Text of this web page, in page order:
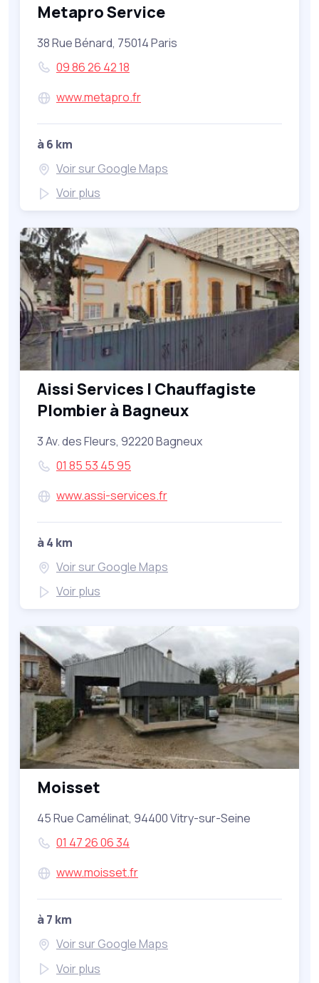
Metapro Service
38 Rue Bénard, 75014 Paris
09 86 26 42 18
www.metapro.fr
à 6 km
Voir sur Google Maps
Voir plus
Aissi Services | Chauffagiste
Plombier à Bagneux
3 Av. des Fleurs, 92220 Bagneux
01 85 53 45 95
www.assi-services.fr
à 4 km
Voir sur Google Maps
Voir plus
Moisset
45 Rue Camélinat, 94400 Vitry-sur-Seine
01 47 26 06 34
www.moisset.fr
à 7 km
Voir sur Google Maps
Voir plus